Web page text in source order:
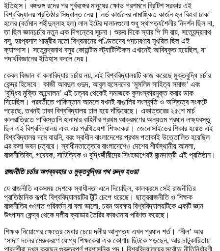
ইতিহাস। বঙ্গভঙ্গ রদের পর পূর্ববঙ্গের মানুষের ক্ষোভ প্রশমনে ব্রিটিশ সরকার এই
বিশ্ববিদ্যালয় প্রতিষ্ঠার সিদ্ধান্ত নেয়। লর্ড কার্জনের নামাঙ্কিত কার্জন হল কিংবা ঢাকা
হলের (বর্তমান শহীদুল্লাহ হল) লাল ইটের দালানগুলো শুধু স্থাপত্যশৈলীর নিদর্শন ছিল না,
তা ছিল জ্ঞানচর্চার নতুন এক দিগন্তের সূচনা। শুরুর দিকে স্যার পি সি রায়, সত্যেন্দ্রনাথ
বসু, হরপ্রসাদ শাস্ত্রীর মতো বিশ্বমানের পণ্ডিতদের পদচারণায় মুখরিত ছিল এই
ক্যাম্পাস। সত্যেন্দ্রনাথ বসুর কোয়ান্টাম স্ট্যাটিস্টিকস এখানেই আবিষ্কৃত হয়েছিল, যা
পদার্থবিজ্ঞানের ইতিহাস বদলে দেয়।
কেবল বিজ্ঞান বা কলাবিদ্যার চর্চায় নয়, এই বিশ্ববিদ্যালয়টি কাজ করেছে মুক্তবুদ্ধি চর্চার
কেন্দ্র হিসেবে। কাজী আবদুল ওদুদ, আবুল হুসেনদের ‘মুসলিম সাহিত্য সমাজ’ এবং
‘বুদ্ধির মুক্তি আন্দোলন’ এই চত্বর থেকেই সমাজকে কুসংস্কারমুক্ত করার ডাক
দিয়েছিল। পরবর্তীতে পাকিস্তান আমলে যখনই বাঙালির সংস্কৃতি ও অস্তিত্ব সংকটে
পড়েছে, তখনই ঢাকা বিশ্ববিদ্যালয় ঢাল হয়ে দাঁড়িয়েছে। একাত্তরের ২৫শে মার্চ
কালরাত্রিতে পাকিস্তানি হানাদার বাহিনীর প্রথম আক্রমণের অন্যতম প্রধান লক্ষ্যবস্তু
ছিল এই বিশ্ববিদ্যালয় এবং এর প্রথিতযশা শিক্ষকেরা। জেনোসাইডের শিকার হয়েও এই
বিশ্ববিদ্যালয় দমে যায়নি, বরং স্বাধীন বাংলাদেশের প্রথম পতাকাই উত্তোলিত হয়েছিল
এর কলা ভবন চত্বরে। স্বাধীনতাত্তোর বাংলাদেশেও দেশের শীর্ষস্থানীয় আমলা,
রাজনীতিবিদ, গবেষক, সাহিত্যিক ও বুদ্ধিজীবীদের সিংহভাগেরই জন্মদাত্রী এই প্রতিষ্ঠান।
রাজনীতি চর্চার অপব্যবহার ও মুক্তবুদ্ধির পথ রুদ্ধ হওয়া
যে রাজনীতি একসময় দেশকে স্বাধীনতা এনে দিয়েছিল, কালক্রমে সেই রাজনীতির
প্রাতিষ্ঠানিক রূপই বিশ্ববিদ্যালয়টির টুঁটি চেপে ধরেছে। ছাত্ররাজনীতি ও শিক্ষক
রাজনীতির গুণগত পরিবর্তন বা বলা ভালো, চরম অবক্ষয় বিশ্ববিদ্যালয়টিকে একটি জ্ঞান
উৎপাদন কেন্দ্র থেকে দলীয় ক্যাডার তৈরির কারখানায় পরিণত করেছে।
শিক্ষক নিয়োগের ক্ষেত্রে মেধার চেয়ে দলীয় আনুগত্য এখন প্রধান শর্ত। ‘নীল’ আর
‘সাদা’ দলের মেরুকরণে যোগ্য শিক্ষকেরা এক কোণায় ছিটকে পড়ছেন, আর চাটুকারিতায়
পারদর্শীরা দখল করছেন গুরুত্বপূর্ণ প্রশাসনিক পদ। বিশ্ববিদ্যালয়ের সর্বোচ্চ নীতিনির্ধারণী